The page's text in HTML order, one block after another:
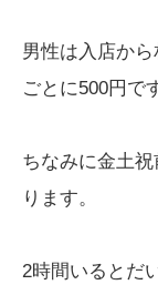
男性は入店か
ごとに500円で
ちなみに金土
ります。
2時間いるとだ